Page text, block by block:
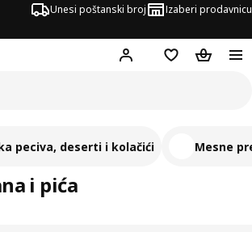
Unesi poštanski broj Izaberi prodavnicu
Hej! Prijavi se
Lista željaKorpa
i pića
peciva, deserti i kolačići Mesne